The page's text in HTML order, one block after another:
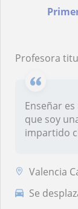
Profesora titulada en Enfermería, con una
Enseñar
que soy
impartido
Valencia
Se